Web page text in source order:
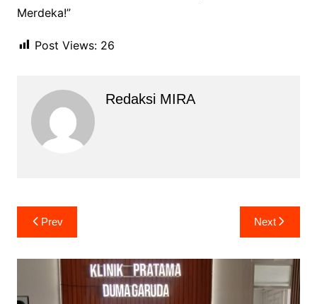
Merdeka!”
Post Views: 26
Redaksi MIRA
Navigasi
pos
Prev Next